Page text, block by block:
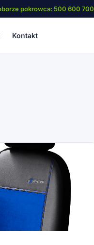
pokrowca: 500 600 700
Kontakt